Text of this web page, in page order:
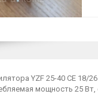
YZF 25-40 CE 18/
мощность 25